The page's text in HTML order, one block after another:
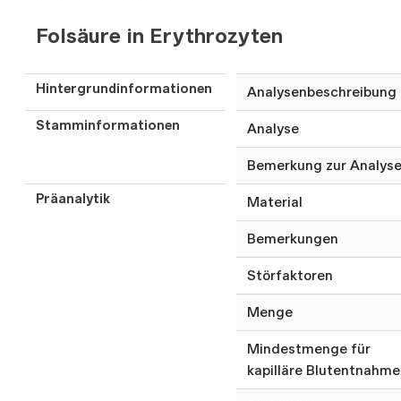
Folsäure in Erythrozyten
Hintergrundinformationen Analysenbeschreibung
Stamminformationen Analyse
Bemerkung zur Analyse
Präanalytik Material
Bemerkungen
Störfaktoren
Menge
Mindestmenge für
kapilläre Blutentnahme